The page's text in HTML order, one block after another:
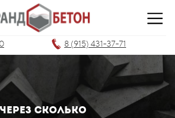
8 (915) 431-37-71
Через сколько